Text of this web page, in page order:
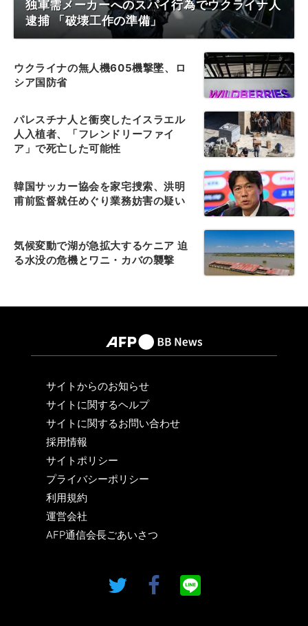
独軍需メーカーへのスパイ行為でウクライナ人
逮捕 「破壊工作の準備」
ウクライナの無人機605機撃墜、ロ
シア国防省
パレスチナ人と衝突したイスラエル
人入植者、「フレンドリーファイ
ア」で死亡した可能性
韓国サッカー協会を家宅捜索、洪明
甫前監督就任めぐり業務妨害の疑い
気候変動で湖が急拡大するケニア 迫
る水没の危機とワニ・カバの襲撃
サイトからのお知らせ
サイトに関するヘルプ
サイトに関するお問い合わせ
採用情報
サイトポリシー
プライバシーポリシー
利用規約
運営会社
AFP通信会長ごあいさつ